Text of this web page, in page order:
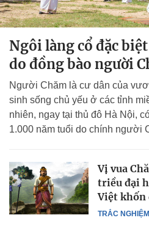
Ngôi làng cổ đặc
do đồng bào người
Người Chăm là cư dân của
sinh sống chủ yếu ở các tỉnh
nhiên, ngay tại thủ đô Hà Nội,
1.000 năm tuổi do chính người
TRẮC NGHIỆM
Vị vua
triều đại
Việt khốn